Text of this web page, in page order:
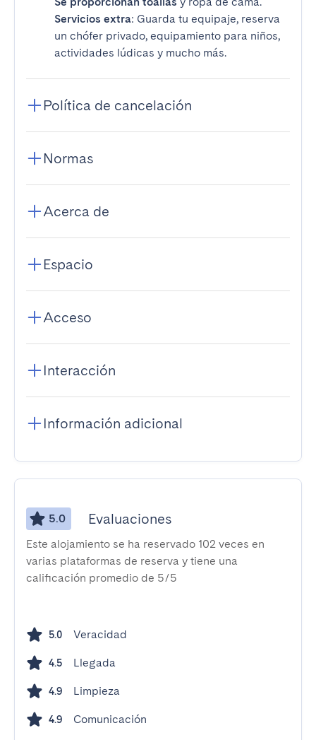
Servicios extra: Guarda tu equipaje, reserva
un chófer privado, equipamiento para niños,
actividades lúdicas y mucho más.
Política de cancelación
Normas
Acerca de
Espacio
Acceso
Interacción
Información adicional
5.0 Evaluaciones
Este alojamiento se ha reservado 102 veces en
varias plataformas de reserva y tiene una
calificación promedio de 5/5
5.0 Veracidad
4.5 Llegada
4.9 Limpieza
4.9 Comunicación